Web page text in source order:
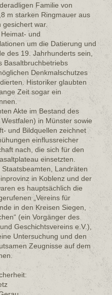
Familie von
m starken Ringmauer aus
war.
und
um die Datierung und
des 19. Jahrhunderts sein,
Basaltbruchbetriebs
Denkmalschutzes
Historiker glaubten
Zeit sogar ein
Akte im Bestand des
in Münster sowie
und Bildquellen zeichnet
einflussreicher
nach, die sich für den
einsetzten.
Landräten
in Koblenz und der
es hauptsächlich die
„Vereins für
in den Kreisen Siegen,
(ein Vorgänger des
Geschichtsvereins e.V.),
Untersuchung und den
Zeugnisse auf dem